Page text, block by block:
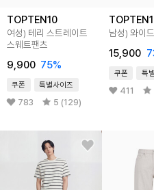
TOPTEN10
여성) 테리 스트레이트
스웨트팬츠
9,900 75%
쿠폰 특별사이즈
783 5 (129)
남성) 와이
15,900
쿠폰 특
411